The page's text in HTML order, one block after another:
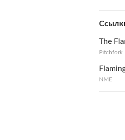
The
Pitchfork
NME